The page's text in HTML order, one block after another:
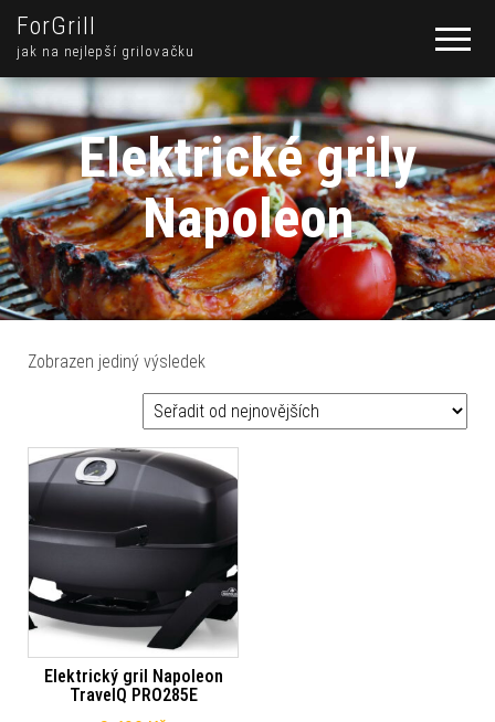
ForGrill
jak na nejlepší grilovačku
Elektrické grily
Napoleon
Zobrazen jediný výsledek
Elektrický gril Napoleon
TravelQ PRO285E